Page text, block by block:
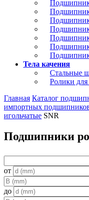
Тела качения
Стальные
Ролики
Главная Каталог
импортных
игольчатые SNR
Подшипники
от
до